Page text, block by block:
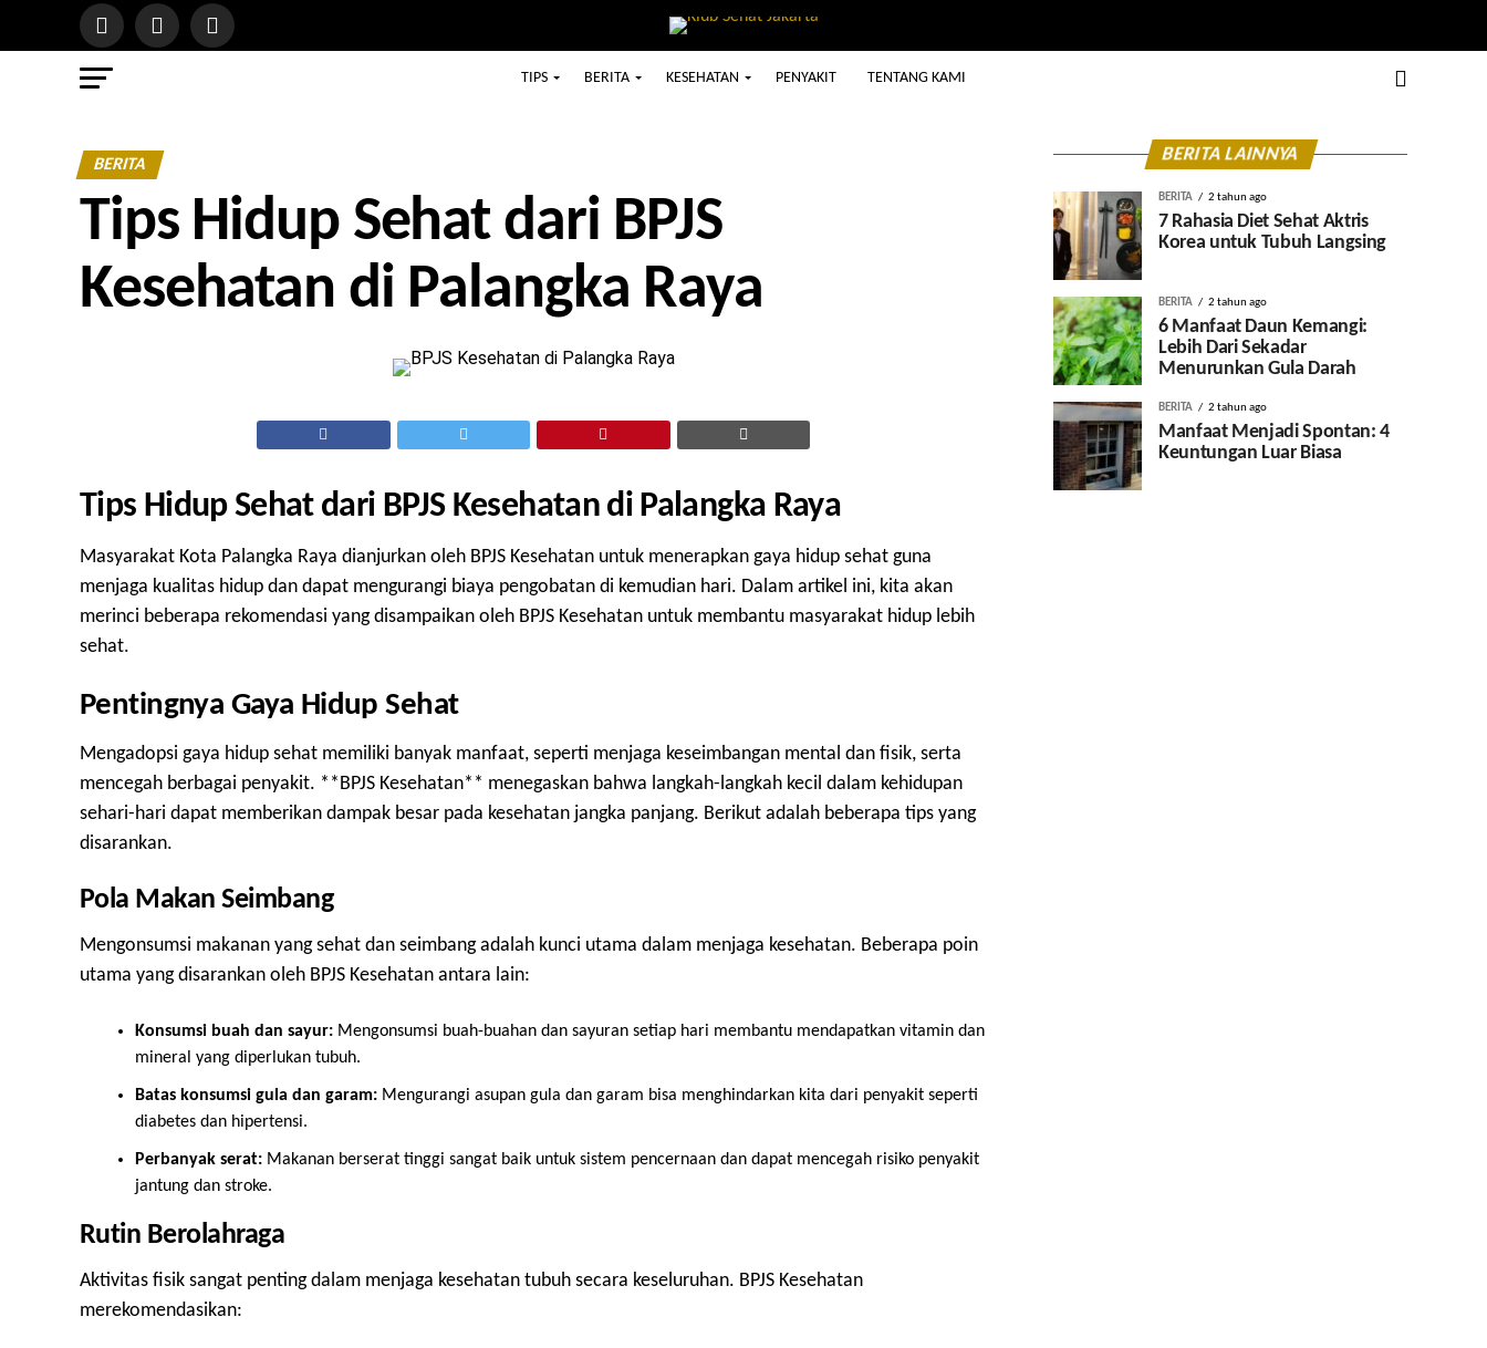
TIPS BERITA KESEHATAN PENYAKIT TENTANG KAMI
BERITA
Tips Hidup Sehat dari BPJS
Kesehatan di Palangka Raya
Tips Hidup Sehat dari BPJS Kesehatan di Palangka Raya
Masyarakat Kota Palangka Raya dianjurkan oleh BPJS Kesehatan untuk menerapkan gaya hidup sehat guna
menjaga kualitas hidup dan dapat mengurangi biaya pengobatan di kemudian hari. Dalam artikel ini, kita akan
merinci beberapa rekomendasi yang disampaikan oleh BPJS Kesehatan untuk membantu masyarakat hidup lebih
sehat.
Pentingnya Gaya Hidup Sehat
Mengadopsi gaya hidup sehat memiliki banyak manfaat, seperti menjaga keseimbangan mental dan fisik, serta
mencegah berbagai penyakit. **BPJS Kesehatan** menegaskan bahwa langkah-langkah kecil dalam kehidupan
sehari-hari dapat memberikan dampak besar pada kesehatan jangka panjang. Berikut adalah beberapa tips yang
disarankan.
Pola Makan Seimbang
Mengonsumsi makanan yang sehat dan seimbang adalah kunci utama dalam menjaga kesehatan. Beberapa poin
utama yang disarankan oleh BPJS Kesehatan antara lain:
Konsumsi buah dan sayur: Mengonsumsi buah-buahan dan sayuran setiap hari membantu mendapatkan vitamin dan
mineral yang diperlukan tubuh.
Batas konsumsi gula dan garam: Mengurangi asupan gula dan garam bisa menghindarkan kita dari penyakit seperti
diabetes dan hipertensi.
Perbanyak serat: Makanan berserat tinggi sangat baik untuk sistem pencernaan dan dapat mencegah risiko penyakit
jantung dan stroke.
Rutin Berolahraga
Aktivitas fisik sangat penting dalam menjaga kesehatan tubuh secara keseluruhan. BPJS Kesehatan
merekomendasikan:
BERITA LAINNYA
BERITA 2 tahun ago
7 Rahasia Diet Sehat Aktris
Korea untuk Tubuh Langsing
BERITA 2 tahun ago
6 Manfaat Daun Kemangi:
Lebih Dari Sekadar
Menurunkan Gula Darah
BERITA 2 tahun ago
Manfaat Menjadi Spontan: 4
Keuntungan Luar Biasa